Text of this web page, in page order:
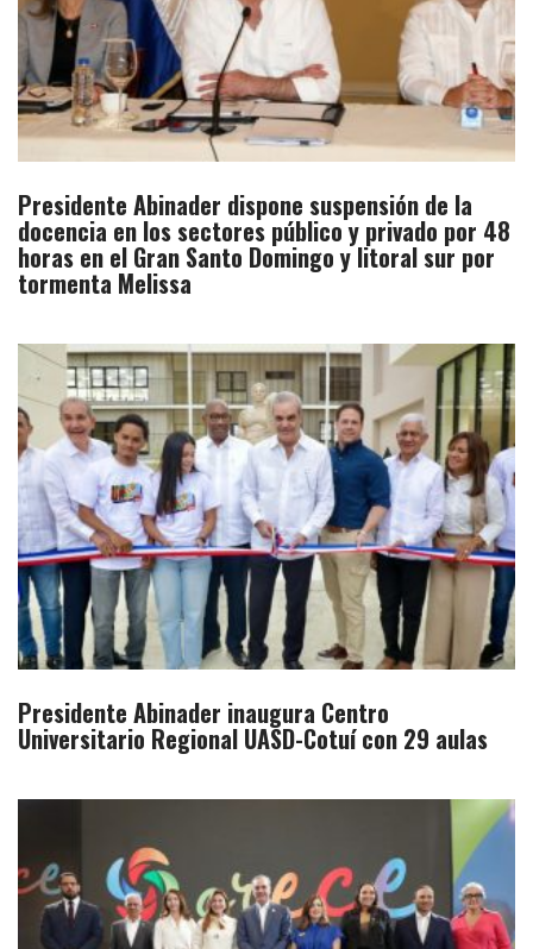
Presidente Abinader dispone suspensión de la
docencia en los sectores público y privado por 48
horas en el Gran Santo Domingo y litoral sur por
tormenta Melissa
Presidente Abinader inaugura Centro
Universitario Regional UASD-Cotuí con 29 aulas